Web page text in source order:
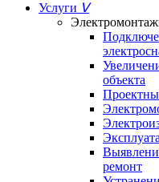
Услуги ᐯ
объекта
ремонт